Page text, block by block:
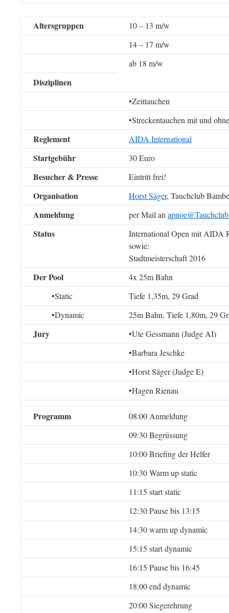
Altersgruppen
10 – 13 m/w
14 – 17 m/w
ab 18 m/w
Disziplinen
•Zeittauchen
•Streckentauchen mit und
Reglement AIDA International
Startgebühr 30 Euro
Besucher & Presse Eintritt frei!
Organisation Horst Säger, Tauchclub
Anmeldung per Mail an apnoe@
Status
International Open mit AIDA
sowie:
Stadtmeisterschaft 2016
Der Pool
4x 25m Bahn
•Static
Tiefe 1,35m, 29 Grad
•Dynamic
25m Bahn, Tiefe 1,80m, 29
Jury
•Ute Gessmann (Judge AI)
•Barbara Jeschke
•Horst Säger (Judge E)
•Hagen Rienau
Programm
08:00 Anmeldung
09:30 Begrüssung
10:00 Briefing der Helfer
10:30 Warm up static
11:15 start static
12:30 Pause bis 13:15
14:30 warm up dynamic
15:15 start dynamic
16:15 Pause bis 16:45
18:00 end dynamic
20:00 Siegerehrung